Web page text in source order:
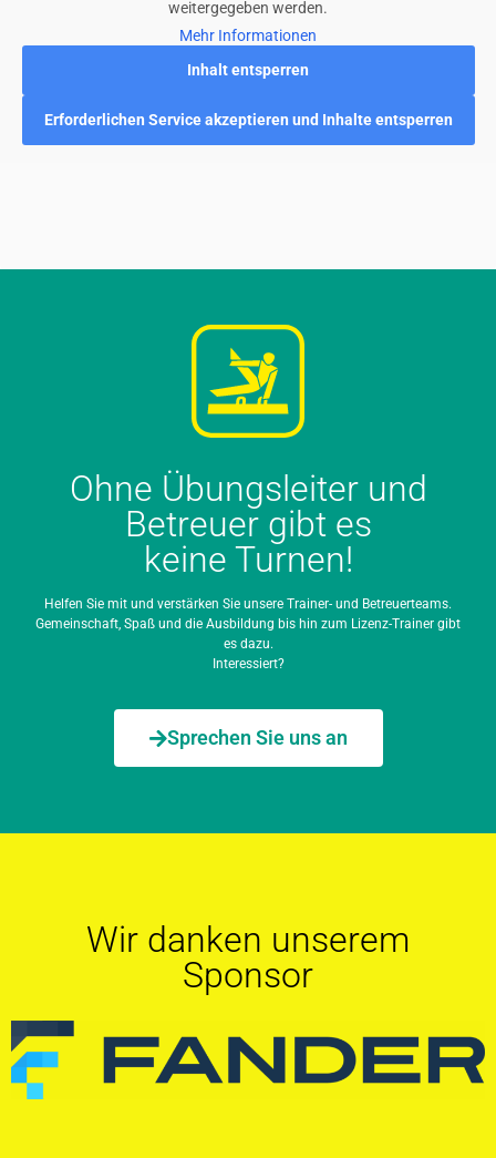
weitergegeben werden.
Mehr Informationen
Inhalt entsperren
Erforderlichen Service akzeptieren und Inhalte entsperren
Ohne Übungsleiter und
Betreuer gibt es
keine Turnen!
Helfen Sie mit und verstärken Sie unsere Trainer- und Betreuerteams.
Gemeinschaft, Spaß und die Ausbildung bis hin zum Lizenz-Trainer gibt
es dazu.
Interessiert?
Sprechen Sie uns an
Wir danken unserem
Sponsor